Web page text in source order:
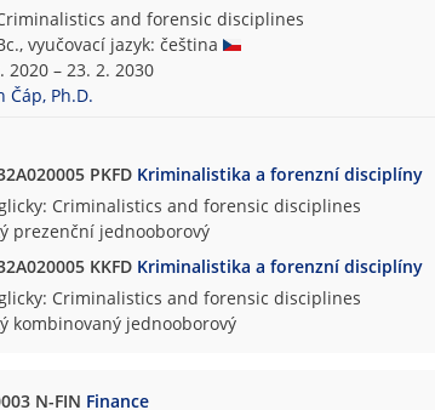
and forensic disciplines
vyučovací jazyk: čeština
2020 – 23. 2. 2030
Čáp, Ph.D.
PKFD Kriminalistika a forenzní disciplíny
Criminalistics and forensic disciplines
prezenční jednooborový
KKFD Kriminalistika a forenzní disciplíny
Criminalistics and forensic disciplines
kombinovaný jednooborový
N-FIN Finance